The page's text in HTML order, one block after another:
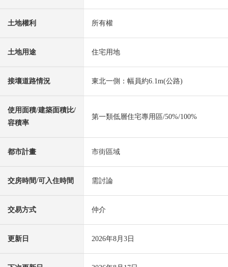
土地權利 所有權
土地用途 住宅用地
接壤道路情況 東北一側：幅員約6.1m(公路)
使用面積/建築面積比/
容積率
第一類低層住宅專用區/50%/100%
都市計畫 市街區域
交房時間/可入住時間 需討論
交易方式 仲介
更新日 2026年8月3日